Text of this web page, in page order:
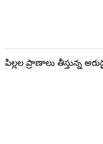
పిల్లల ప్రాణాలు తీస్తున్న